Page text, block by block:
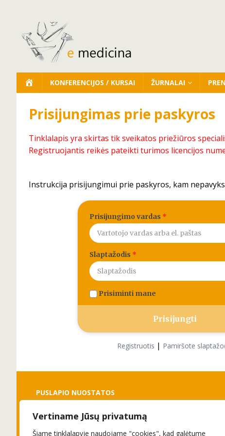
Vertiname Jūsų privatumą
Šiame tinklalapyje naudojame "cookies", kad galėtume
KONFERENCIJOS / KURSAI ŽURNALAI
Prisijungimas prie paskyros
Tinklalapis yra skirtas tik sveikatos priežiūros
Registruojantis reikės pateikti turimos licencijos
Instrukcija prisijungimui prie paskyros, kam
Prisijungimo vardas *
Slaptažodis *
Prisiminti mane
Registruotis | Pamiršote
PUSLAPIO NUOSTATOS
Slapukai
Privatumo politika